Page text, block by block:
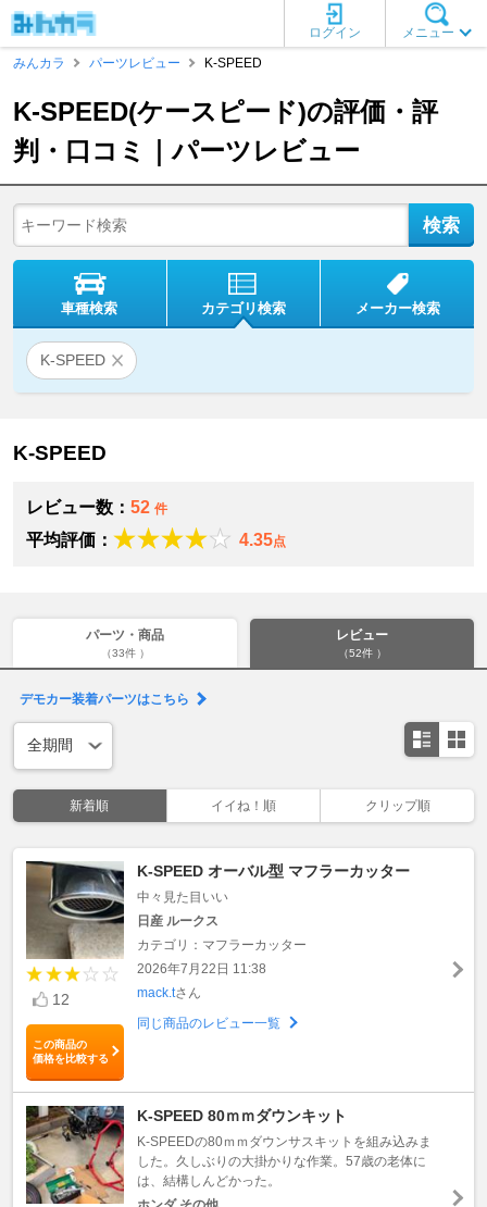
メニュー
ログイン
みんカラ
パーツレビュー K-SPEED
K-SPEED(ケースピード)の評価・評
判・口コミ｜パーツレビュー
車種検索 カテゴリ検索 メーカー検索
K-SPEED
K-SPEED
レビュー数： 52 件
平均評価： 4.35点
パーツ・商品
（33件 ）
レビュー
（52件 ）
デモカー装着パーツはこちら
新着順 イイね！順 クリップ順
12
この商品の
価格を比較する
K-SPEED オーバル型 マフラーカッター
中々見た目いい
日産 ルークス
カテゴリ：マフラーカッター
2026年7月22日 11:38
mack.tさん
同じ商品のレビュー一覧
K-SPEED 80ｍｍダウンキット
K-SPEEDの80ｍｍダウンサスキットを組み込みま
した。久しぶりの大掛かりな作業。57歳の老体に
は、結構しんどかった。